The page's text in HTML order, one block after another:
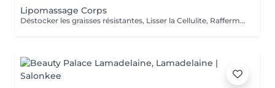
Lipomassage Corps
Déstocker les graisses résistantes, Lisser la Cellulite, Raffermir la Peau, Resculpter les Formes